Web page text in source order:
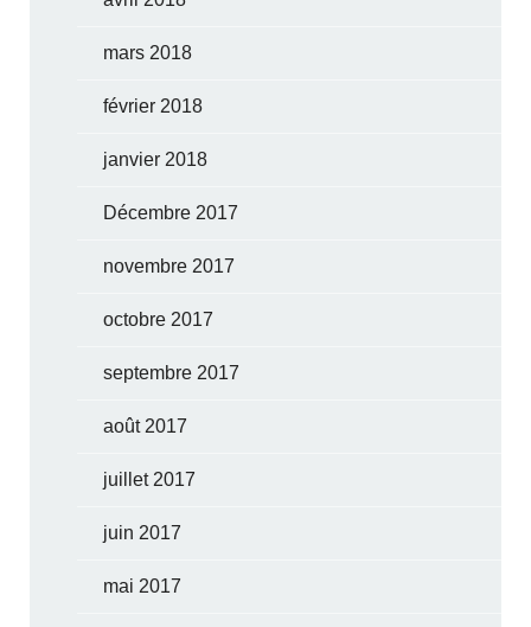
mars 2018
février 2018
janvier 2018
Décembre 2017
novembre 2017
octobre 2017
septembre 2017
août 2017
juillet 2017
juin 2017
mai 2017